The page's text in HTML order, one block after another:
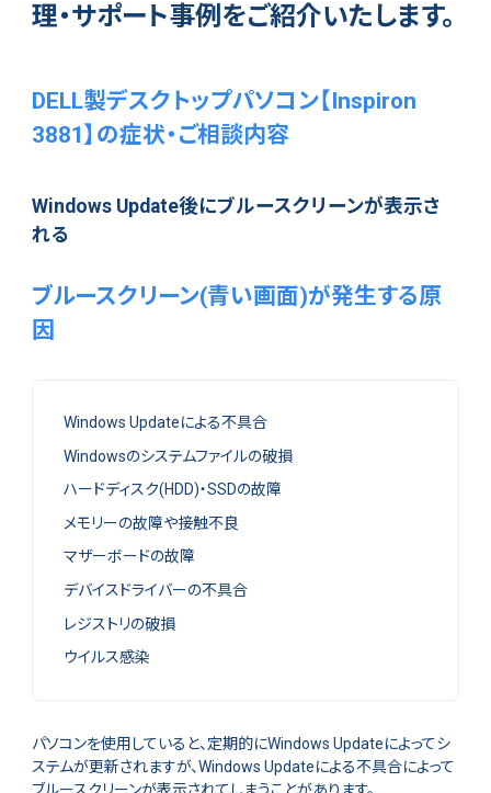
理・サポート事例をご紹介いたします。
DELL製デスクトップパソコン【Inspiron
3881】の症状・ご相談内容
Windows Update後にブルースクリーンが表示さ
れる
ブルースクリーン(青い画面)が発生する原
因
Windows Updateによる不具合
Windowsのシステムファイルの破損
ハードディスク(HDD)・SSDの故障
メモリーの故障や接触不良
マザーボードの故障
デバイスドライバーの不具合
レジストリの破損
ウイルス感染
パソコンを使用していると、定期的にWindows Updateによってシ
ステムが更新されますが、Windows Updateによる不具合によって
ブルースクリーンが表示されてしまうことがあります。